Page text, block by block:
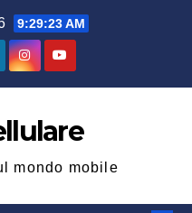
9:29:23 AM
mondo mobile